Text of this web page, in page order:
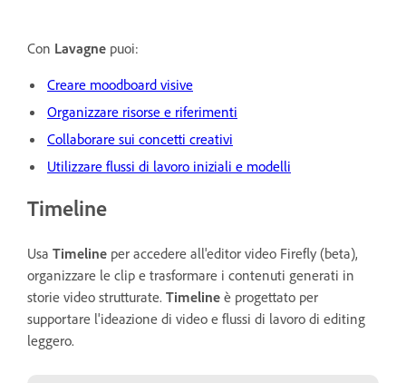
Con Lavagne puoi:
Creare moodboard visive
Organizzare risorse e riferimenti
Collaborare sui concetti creativi
Utilizzare flussi di lavoro iniziali e modelli
Timeline
Usa Timeline per accedere all'editor video Firefly (beta),
organizzare le clip e trasformare i contenuti generati in
storie video strutturate. Timeline è progettato per
supportare l'ideazione di video e flussi di lavoro di editing
leggero.